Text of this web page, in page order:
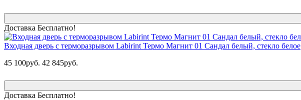
Доставка Бесплатно!
Входная дверь с терморазрывом Labirint Термо Магнит 01 Сандал белый, стекло белое
45 100руб. 42 845руб.
Доставка Бесплатно!